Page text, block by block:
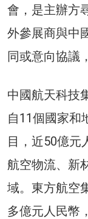
會，是主辦方
外參展商與中
同或意向協議
中國航天科技
自11個國家和
目，近50億元
航空物流、新
域。東方航空
多億元人民幣